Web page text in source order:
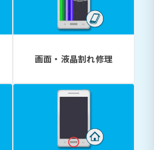
画面・液晶割れ修理